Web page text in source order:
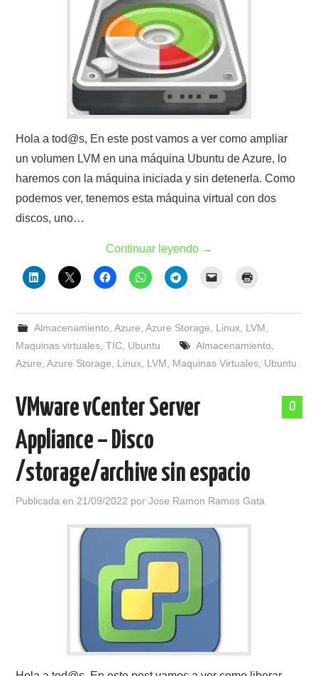
Hola a tod@s, En este post vamos a ver como ampliar
un volumen LVM en una máquina Ubuntu de Azure, lo
haremos con la máquina iniciada y sin detenerla. Como
podemos ver, tenemos esta máquina virtual con dos
discos, uno…
Continuar leyendo →
Almacenamiento Azure Azure Storage Linux, LVM
Maquinas virtuales ,TIC Ubuntu Almacenamiento
Azure ,Azure Storage Linux LVM Maquinas Virtuales Ubuntu
0
VMware vCenter Server
Appliance – Disco
/storage/archive sin espacio
Publicada en 21/09/2022 porJose Ramon Ramos Gata